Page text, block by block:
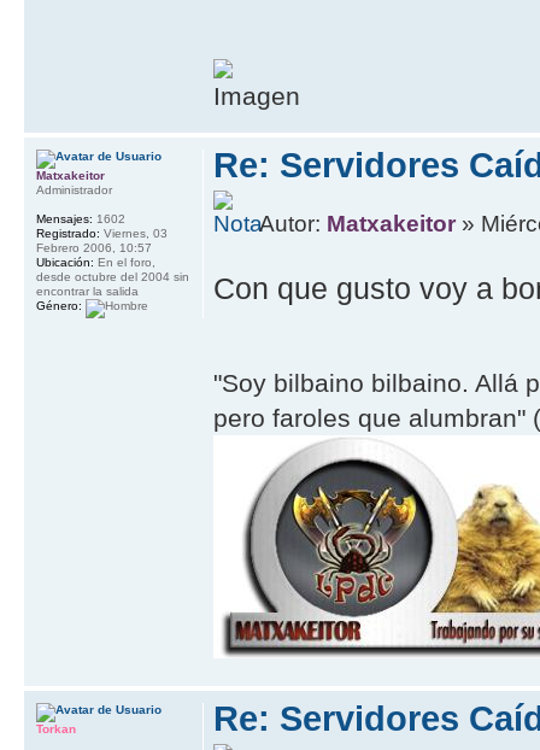
Re: Servidores
Autor: Matxakeitor »
Con que gusto voy a
"Soy bilbaino bilbaino. Allá
pero faroles que alumbran"
Matxakeitor
Administrador
Mensajes: 1602
Registrado: Viernes, 03
Febrero 2006, 10:57
Ubicación: En el foro,
desde octubre del 2004 sin
encontrar la salida
Género:
Re: Servidores
Torkan